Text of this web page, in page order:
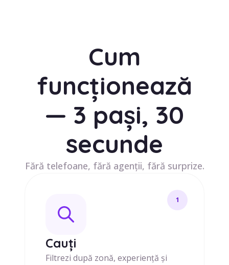
Cum
funcționează
— 3 pași, 30
secunde
Fără telefoane, fără agenții, fără surprize.
1
Cauți
Filtrezi după zonă, experiență și